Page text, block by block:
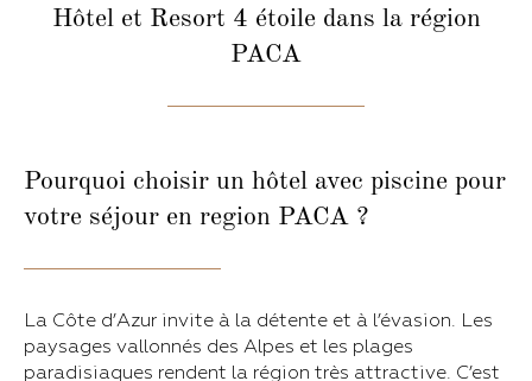
Hôtel et Resort 4 étoile dans la région
PACA
Pourquoi choisir un hôtel avec piscine pour
votre séjour en region PACA ?
La Côte d’Azur invite à la détente et à l’évasion. Les
paysages vallonnés des Alpes et les plages
paradisiaques rendent la région très attractive. C’est